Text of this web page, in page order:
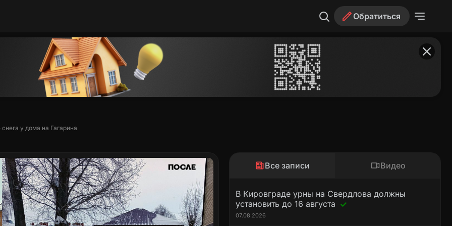
Обратиться
у дома на Гагарина
Все записи Видео
В Кировграде урны на Свердлова должны
установить до 16 августа
07.08.2026